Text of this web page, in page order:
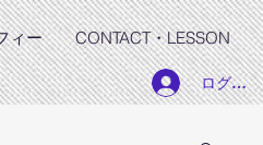
ィー CONTACT・LESSON
ログイン